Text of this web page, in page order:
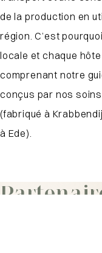
Qu'est-ce que tu
de la production en
région. C’est
locale et chaque
comprenant notre
conçus par nos
(fabriqué à
à Ede).